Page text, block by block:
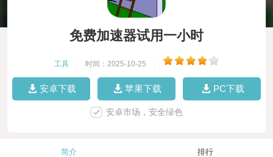
免费加速器试用一小时
工具 时间：2025-10-25
安卓下载 苹果下载 PC下载
安卓市场，安全绿色
简介 排行